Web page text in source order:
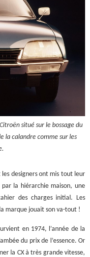
situé sur le bossage du
la calandre comme sur les
designers ont mis tout leur
la hiérarchie maison, une
des charges initial. Les
marque jouait son va-tout !
en 1974, l’année de la
du prix de l’essence. Or
la CX à très grande vitesse,